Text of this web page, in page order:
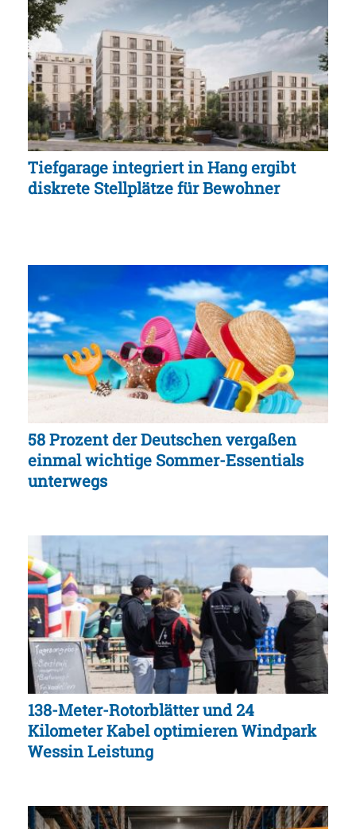
Tiefgarage integriert in Hang ergibt
diskrete Stellplätze für Bewohner
58 Prozent der Deutschen vergaßen
einmal wichtige Sommer-Essentials
unterwegs
138-Meter-Rotorblätter und 24
Kilometer Kabel optimieren Windpark
Wessin Leistung